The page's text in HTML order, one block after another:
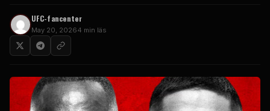
UFC-fancenter
May 20, 20264 min läs